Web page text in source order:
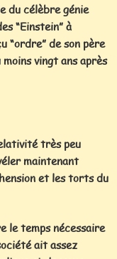
du célèbre génie
“Einstein” à
“ordre” de son père
vingt ans après
très peu
maintenant
et les torts du
le temps nécessaire
ait assez